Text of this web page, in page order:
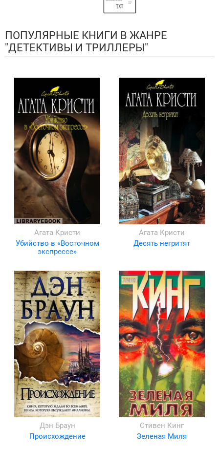
ПОПУЛЯРНЫЕ КНИГИ В ЖАНРЕ
"ДЕТЕКТИВЫ И ТРИЛЛЕРЫ"
Агата Кристи
Убийство в «Восточном
экспрессе»
Агата Кристи
Десять негритят
Дэн Браун
Происхождение
Стивен Кинг
Зеленая Миля